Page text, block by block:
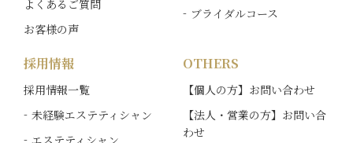
よくあるご質問
お客様の声
ブライダルコース
採用情報
採用情報一覧
未経験エステティシャン
エステティシャン
OTHERS
【個人の方】お問い合わせ
【法人・営業の方】お問い合
わせ